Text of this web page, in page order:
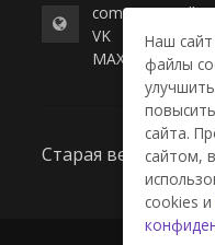
commerce-
VK
MAX
Старая версия
Наш сайт
файлы
сайта.
сайтом,
cookies и